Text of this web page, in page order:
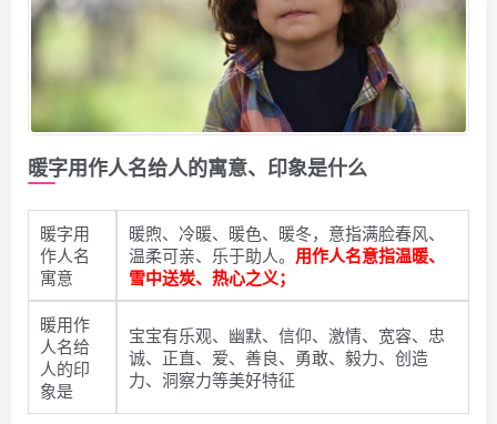
暖字用作人名给人的寓意、印象是什么
暖字用
作人名
寓意
暖煦、冷暖、暖色、暖冬，意指满脸春风、
温柔可亲、乐于助人。 用作人名意指温暖、
雪中送炭、热心之义；
暖用作
人名给
人的印
象是
宝宝有乐观、幽默、信仰、激情、宽容、忠
诚、正直、爱、善良、勇敢、毅力、创造
力、洞察力等美好特征